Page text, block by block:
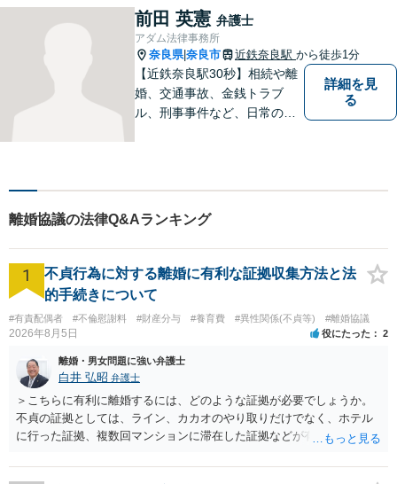
対応します。【夜間／休日対
応可】法律トラブルでお悩み
の方は、お気軽にご相談くだ
さい。
前田 英憲 弁護士
アダム法律事務所
奈良県|奈良市 近鉄奈良駅 から徒歩1分
【近鉄奈良駅30秒】相続や離
婚、交通事故、金銭トラブ
ル、刑事事件など、日常の中
はお気軽にご相談ください。
【初回相談料60分5,500円】
【分かりやすい説明】
詳細を見
る
離婚協議の法律Q&Aランキング
1
不貞行為に対する離婚に有利な証拠収集方法と法
的手続きについて
#有責配偶者 #不倫慰謝料 #財産分与 #養育費 #異性関係(不貞等) #離婚協議
2026年8月5日 役にたった 2
離婚・男女問題に強い弁護士
白井 弘昭 弁護士
＞こちらに有利に離婚するには、どのような証拠が必要でしょうか。
不貞の証拠としては、ライン、カカオのやり取りだけでなく、ホテル
に行った証拠、複数回マンションに滞在した証拠などが有効です。 不
婚する、慰謝料をとるなど）ことができると思われます。 ただし、不